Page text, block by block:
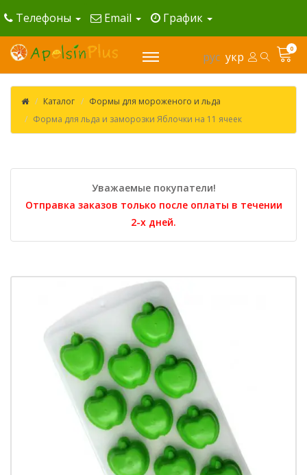
Телефоны Email График
рус укр
0
Каталог
Формы для мороженого и льда
Форма для льда и заморозки Яблочки на 11 ячеек
Уважаемые покупатели!
Отправка заказов только после оплаты в течении
2-х дней.